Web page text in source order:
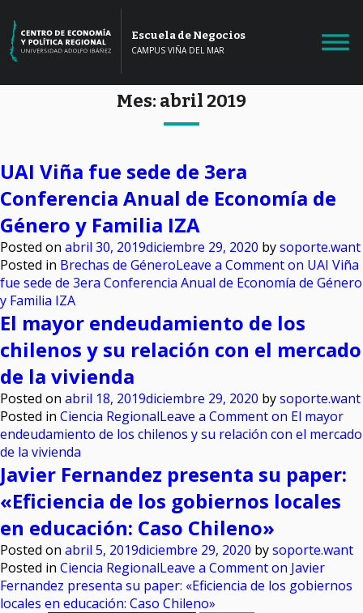
Escuela de Negocios
CAMPUS VIÑA DEL MAR
Mes:abril 2019
UAI Viña fue sede de 3era
Conferencia Anual de Economía de
Género y Familia IZA
Posted on abril 30, 2019diciembre 29, 2020 bysoporte.want
Posted in Brechas de GéneroLeave a Commenton UAI Viña
fue sede de 3era Conferencia Anual de Economía de Género
y Familia IZA
El mayor endeudamiento de los
chilenos y su relación con el mercado
de la vivienda
Posted on abril 18, 2019diciembre 29, 2020 bysoporte.want
Posted in Ciencia RegionalLeave a Commenton El mayor
endeudamiento de los chilenos y su relación con el mercado
de la vivienda
Javier Fernandez presenta su paper:
«Eficiencia de los gobiernos locales
en educación: Caso Chileno»
Posted on abril 5, 2019diciembre 29, 2020 bysoporte.want
Posted in Ciencia RegionalLeave a Commenton Javier
Fernandez presenta su paper: «Eficiencia de los gobiernos
locales en educación: Caso Chileno»